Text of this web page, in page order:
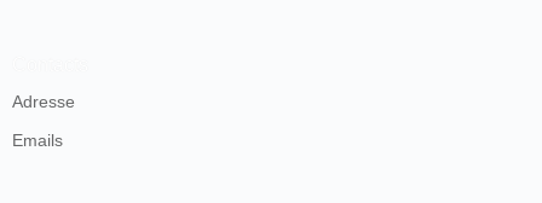
Adresse
Emails